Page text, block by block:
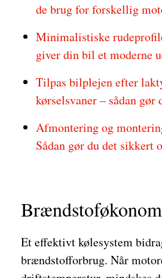
de brug for forskellig
Minimalistiske
giver din bil et moderne
Tilpas bilplejen efter
kørselsvaner – sådan gør
Afmontering og
Sådan gør du det sikkert
Et effektivt kølesystem
brændstofforbrug. Når